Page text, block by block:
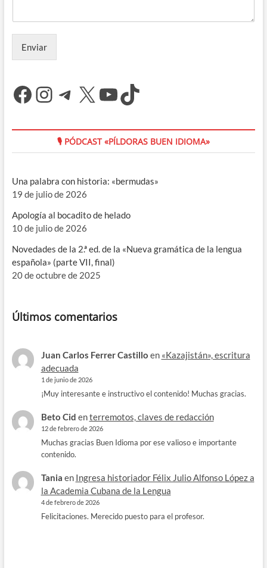
Enviar
Facebook
Instagram
Telegram
X YouTube
TikTok
🎙 PÓDCAST «PÍLDORAS BUEN IDIOMA»
Una palabra con historia: «bermudas»
19 de julio de 2026
Apología al bocadito de helado
10 de julio de 2026
Novedades de la 2.ª ed. de la «Nueva gramática de la lengua
española» (parte VII, final)
20 de octubre de 2025
Últimos comentarios
Juan Carlos Ferrer Castillo en «Kazajistán», escritura
adecuada
1 de junio de 2026
¡Muy interesante e instructivo el contenido! Muchas gracias.
Beto Cid enterremotos, claves de redacción
12 de febrero de 2026
Muchas gracias Buen Idioma por ese valioso e importante
contenido.
Tania en Ingresa historiador Félix Julio Alfonso López a
la Academia Cubana de la Lengua
4 de febrero de 2026
Felicitaciones. Merecido puesto para el profesor.